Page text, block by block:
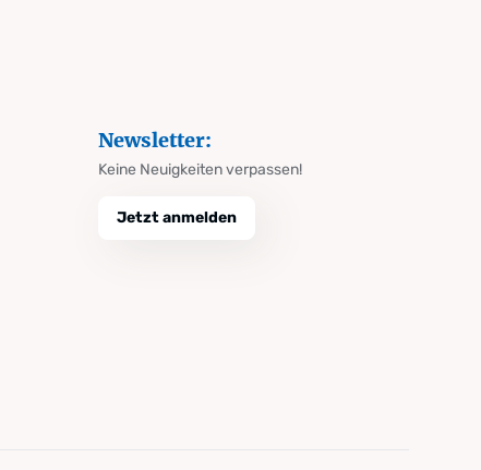
Newsletter:
Keine Neuigkeiten verpassen!
Jetzt anmelden